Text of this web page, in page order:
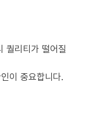
퀄리티가 떨어질
이 중요합니다.